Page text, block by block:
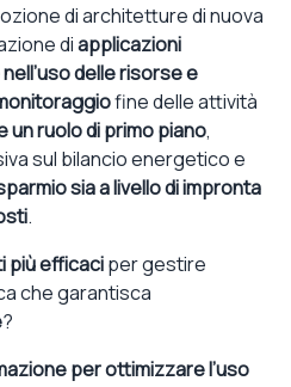
di architetture di nuova
diapplicazioni
delle risorse e
fine delle attività
ruolo di primo piano,
sul bilancio energetico e
sia a livello di impronta
.
più efficaciper gestire
che garantisca
?
per ottimizzare l’uso